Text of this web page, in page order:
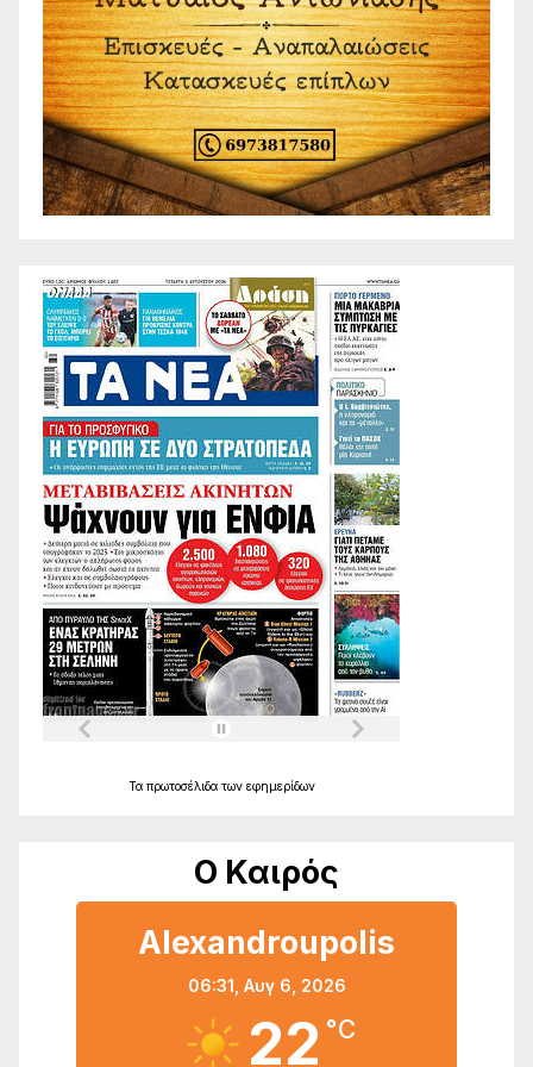
Τα πρωτοσέλιδα των εφημερίδων
Ο Καιρός
Alexandroupolis
06:31, Αυγ 6, 2026
22 °C